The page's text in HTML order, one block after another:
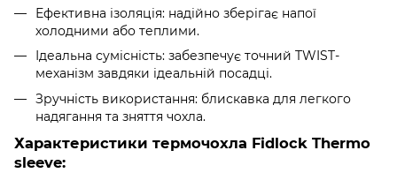
Ефективна ізоляція: надійно зберігає напої
холодними або теплими.
Ідеальна сумісність: забезпечує точний TWIST-
механізм завдяки ідеальній посадці.
Зручність використання: блискавка для легкого
надягання та зняття чохла.
Характеристики термочохла Fidlock Thermo
sleeve: